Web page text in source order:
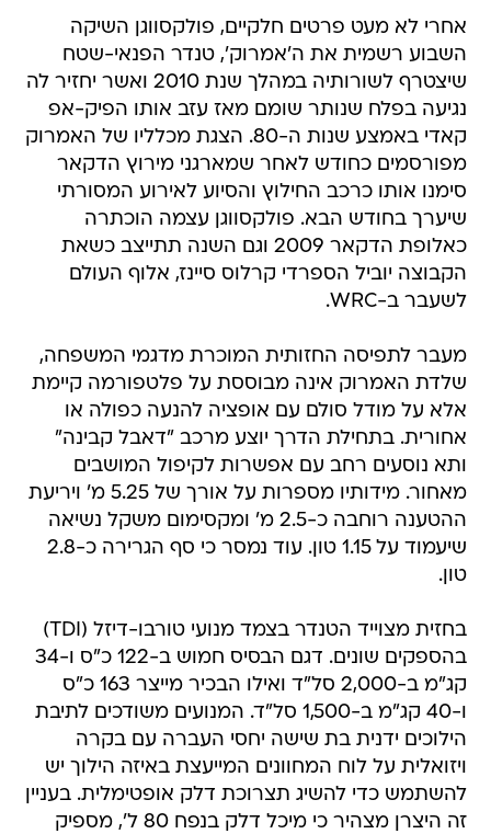
אחרי לא מעט פרטים חלקיים, פולקסווגן השיקה
השבוע רשמית את ה'אמרוק', טנדר הפנאי-שטח
שיצטרף לשורותיה במהלך שנת 2010 ואשר יחזיר לה
נגיעה בפלח שנותר שומם מאז עזב אותו הפיק-אפ
קאדי באמצע שנות ה-80. הצגת מכלליו של האמרוק
מפורסמים כחודש לאחר שמארגני מירוץ הדקאר
סימנו אותו כרכב החילוץ והסיוע לאירוע המסורתי
שיערך בחודש הבא. פולקסווגן עצמה הוכתרה
כאלופת הדקאר 2009 וגם השנה תתייצב כשאת
הקבוצה יוביל הספרדי קרלוס סיינז, אלוף העולם
לשעבר ב-WRC.
מעבר לתפיסה החזותית המוכרת מדגמי המשפחה,
שלדת האמרוק אינה מבוססת על פלטפורמה קיימת
אלא על מודל סולם עם אופציה להנעה כפולה או
אחורית. בתחילת הדרך יוצע מרכב "דאבל קבינה"
ותא נוסעים רחב עם אפשרות לקיפול המושבים
מאחור. מידותיו מספרות על אורך של 5.25 מ' ויריעת
ההטענה רוחבה כ-2.5 מ' ומקסימום משקל נשיאה
שיעמוד על 1.15 טון. עוד נמסר כי סף הגרירה כ-2.8
טון.
בחזית מצוייד הטנדר בצמד מנועי טורבו-דיזל (TDI)
בהספקים שונים. דגם הבסיס חמוש ב-122 כ"ס ו-34
קג"מ ב-2,000 סל"ד ואילו הבכיר מייצר 163 כ"ס
ו-40 קג"מ ב-1,500 סל"ד. המנועים משודכים לתיבת
הילוכים ידנית בת שישה יחסי העברה עם בקרה
ויזואלית על לוח המחוונים המייעצת באיזה הילוך יש
להשתמש כדי להשיג תצרוכת דלק אופטימלית. בעניין
זה היצרן מצהיר כי מיכל דלק בנפח 80 ל', מספיק